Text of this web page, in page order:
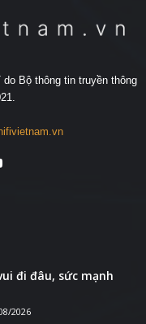
Bộ thông tin truyền thông
đi đâu, sức mạnh
2026